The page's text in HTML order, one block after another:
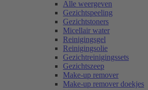
Alle weergeven
Gezichtspeeling
Gezichtstoners
Micellair water
Reinigingsgel
Reinigingsolie
Gezichtreinigingssets
Gezichtszeep
Make-up remover
Make-up remover doekjes